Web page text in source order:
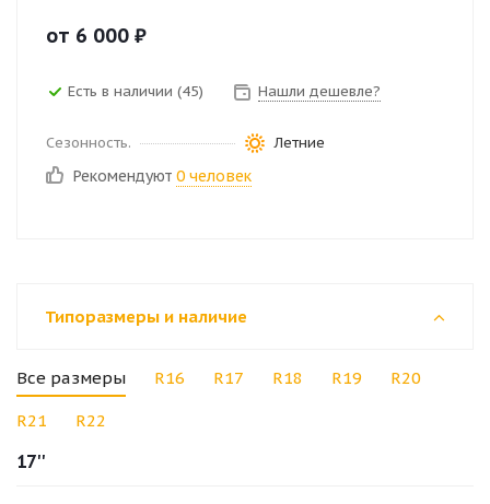
от 6 000 ₽
Есть в наличии (45) Нашли дешевле?
Сезонность. Летние
Рекомендуют 0 человек
Типоразмеры и наличие
Все размеры R16 R17 R18 R19 R20
R21 R22
17''